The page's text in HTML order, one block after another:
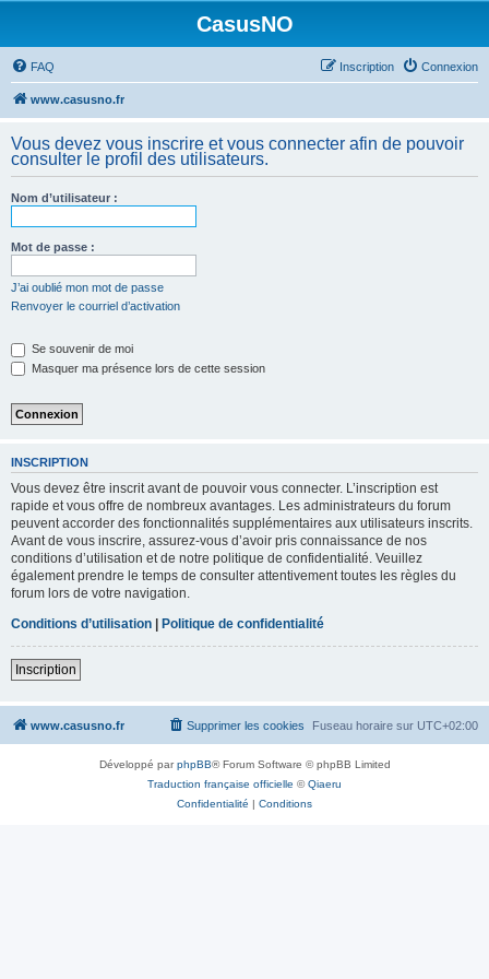
CasusNO
FAQ Connexion
Inscription
www.casusno.fr
Vous devez vous inscrire et vous connecter afin de pouvoir
consulter le profil des utilisateurs.
Nom d’utilisateur :
Mot de passe :
J’ai oublié mon mot de passe
Renvoyer le courriel d’activation
Se souvenir de moi
Masquer ma présence lors de cette session
INSCRIPTION
Vous devez être inscrit avant de pouvoir vous connecter. L’inscription est
rapide et vous offre de nombreux avantages. Les administrateurs du forum
peuvent accorder des fonctionnalités supplémentaires aux utilisateurs inscrits.
Avant de vous inscrire, assurez-vous d’avoir pris connaissance de nos
conditions d’utilisation et de notre politique de confidentialité. Veuillez
également prendre le temps de consulter attentivement toutes les règles du
forum lors de votre navigation.
Conditions d’utilisation | Politique de confidentialité
Inscription
www.casusno.fr Fuseau horaire sur UTC+02:00
Supprimer les cookies
Développé parphpBB® Forum Software © phpBB Limited
Traduction française officielle ©Qiaeru
Confidentialité | Conditions